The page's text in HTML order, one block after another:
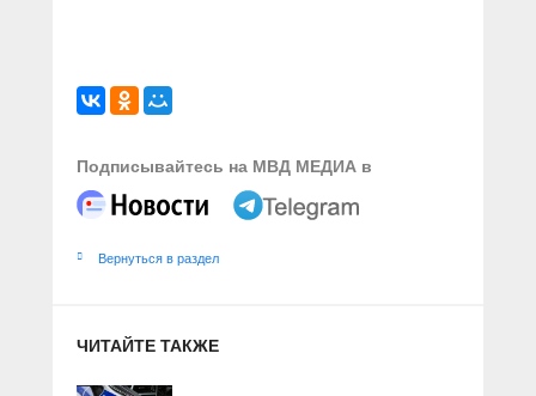
Подписывайтесь на МВД МЕДИА в
Вернуться в раздел
ЧИТАЙТЕ ТАКЖЕ